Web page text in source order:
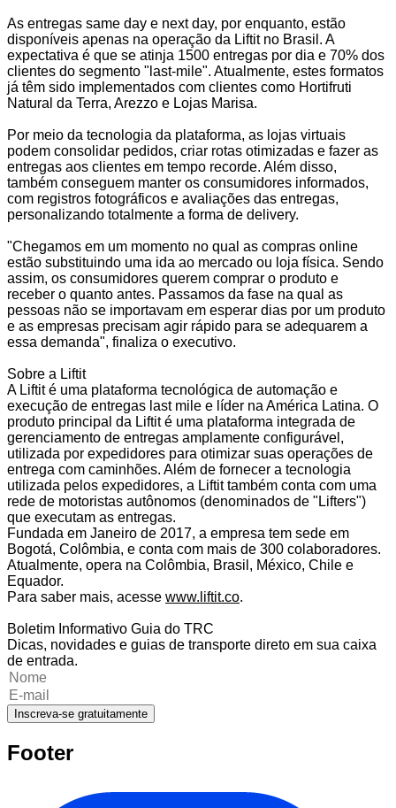
As entregas same day e next day, por enquanto, estão
disponíveis apenas na operação da Liftit no Brasil. A
expectativa é que se atinja 1500 entregas por dia e 70% dos
clientes do segmento "last-mile". Atualmente, estes formatos
já têm sido implementados com clientes como Hortifruti
Natural da Terra, Arezzo e Lojas Marisa.
Por meio da tecnologia da plataforma, as lojas virtuais
podem consolidar pedidos, criar rotas otimizadas e fazer as
entregas aos clientes em tempo recorde. Além disso,
também conseguem manter os consumidores informados,
com registros fotográficos e avaliações das entregas,
personalizando totalmente a forma de delivery.
"Chegamos em um momento no qual as compras online
estão substituindo uma ida ao mercado ou loja física. Sendo
assim, os consumidores querem comprar o produto e
receber o quanto antes. Passamos da fase na qual as
pessoas não se importavam em esperar dias por um produto
e as empresas precisam agir rápido para se adequarem a
essa demanda", finaliza o executivo.
Sobre a Liftit
A Liftit é uma plataforma tecnológica de automação e
execução de entregas last mile e líder na América Latina. O
produto principal da Liftit é uma plataforma integrada de
gerenciamento de entregas amplamente configurável,
utilizada por expedidores para otimizar suas operações de
entrega com caminhões. Além de fornecer a tecnologia
utilizada pelos expedidores, a Liftit também conta com uma
rede de motoristas autônomos (denominados de "Lifters")
que executam as entregas.
Fundada em Janeiro de 2017, a empresa tem sede em
Bogotá, Colômbia, e conta com mais de 300 colaboradores.
Atualmente, opera na Colômbia, Brasil, México, Chile e
Equador.
Para saber mais, acesse www.liftit.co.
Boletim Informativo Guia do TRC
Dicas, novidades e guias de transporte direto em sua caixa
de entrada.
Inscreva-se gratuitamente
Footer